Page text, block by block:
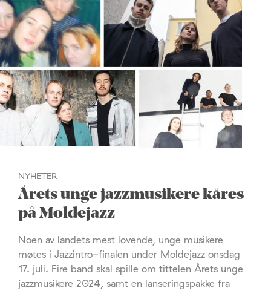
NYHETER
Årets unge jazzmusikere kåres
på Moldejazz
Noen av landets mest lovende, unge musikere
møtes i Jazzintro-finalen under Moldejazz onsdag
17. juli. Fire band skal spille om tittelen Årets unge
jazzmusikere 2024, samt en lanseringspakke fra